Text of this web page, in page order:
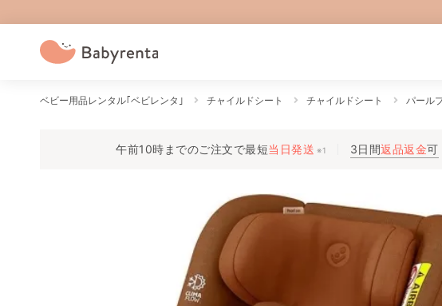
ベビー用品レンタル｢ベビレンタ｣ チャイルドシート チャイルドシート パール
午前10時までのご注文で最短当日発送 ※1 3日間返品返金可